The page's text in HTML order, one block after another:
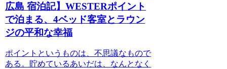
広島 宿泊記】WESTERポイント
で泊まる、4ベッド客室とラウン
ジの平和な幸福
ポイントというものは、不思議なもので
ある。貯めているあいだは、なんとなく